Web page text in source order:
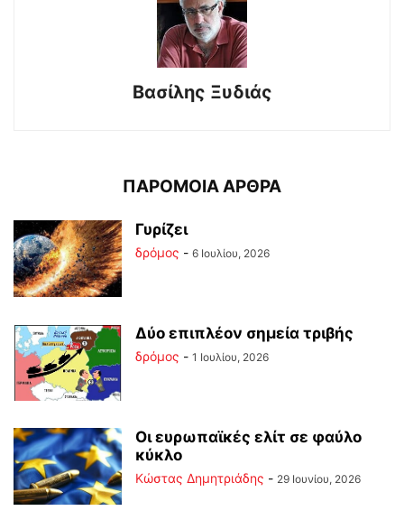
Βασίλης Ξυδιάς
ΠΑΡΟΜΟΙΑ ΑΡΘΡΑ
Γυρίζει
δρόμος - 6 Ιουλίου, 2026
Δύο επιπλέον σημεία τριβής
δρόμος - 1 Ιουλίου, 2026
Οι ευρωπαϊκές ελίτ σε φαύλο
κύκλο
Kώστας Δημητριάδης - 29 Ιουνίου, 2026